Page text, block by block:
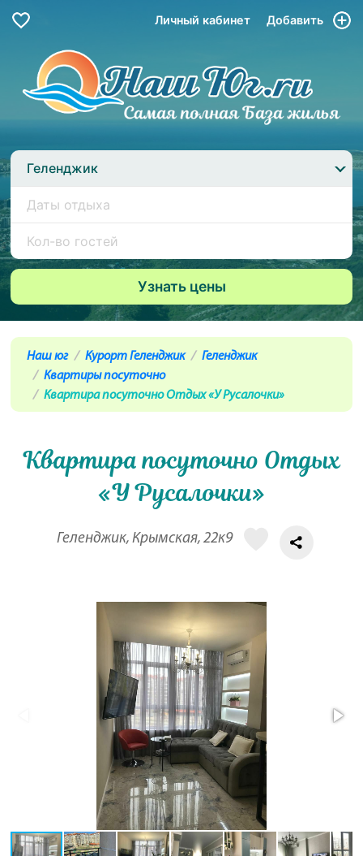
Личный кабинет Добавить
Геленджик
Наш юг Курорт Геленджик
Геленджик
Квартиры посуточно
Квартира посуточно Отдых «У Русалочки»
Квартира посуточно Отдых
«У Русалочки»
Геленджик, Крымская, 22к9